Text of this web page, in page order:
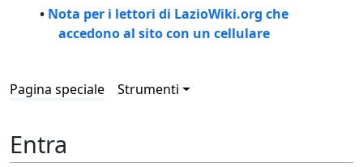
• Nota per i lettori di LazioWiki.org che
accedono al sito con un cellulare
Pagina speciale Strumenti
Entra